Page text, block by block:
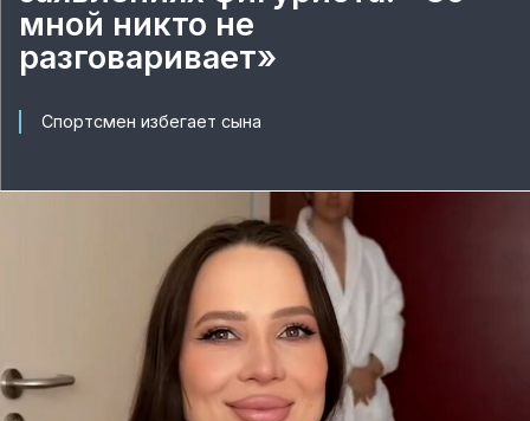
мной никто не
разговаривает»
Спортсмен избегает сына